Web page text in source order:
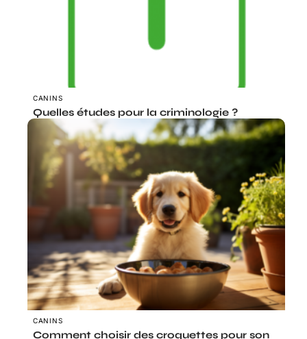
CANINS
Quelles études pour la criminologie ?
CANINS
Comment choisir des croquettes pour son